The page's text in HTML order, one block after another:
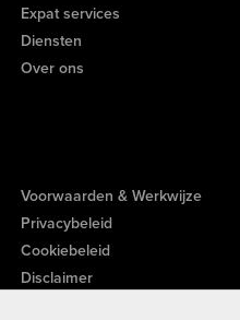
Expat services
Diensten
Over ons
Voorwaarden & Werkwijze
Privacybeleid
Cookiebeleid
Disclaimer